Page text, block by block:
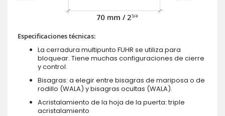
Especificaciones técnicas:
La cerradura multipunto FUHR se utiliza para
bloquear. Tiene muchas configuraciones de cierre
y control.
Bisagras: a elegir entre bisagras de mariposa o de
rodillo (WALA) y bisagras ocultas (WALA).
Acristalamiento de la hoja de la puerta: triple
acristalamiento